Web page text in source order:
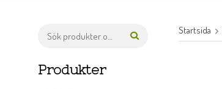
Produkter
Startsida